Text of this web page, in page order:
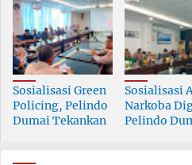
Sosialisasi Green
Policing, Pelindo
Dumai Tekankan
Bersama
Sosialisasi
Narkoba
Pelindo
Berkualitas